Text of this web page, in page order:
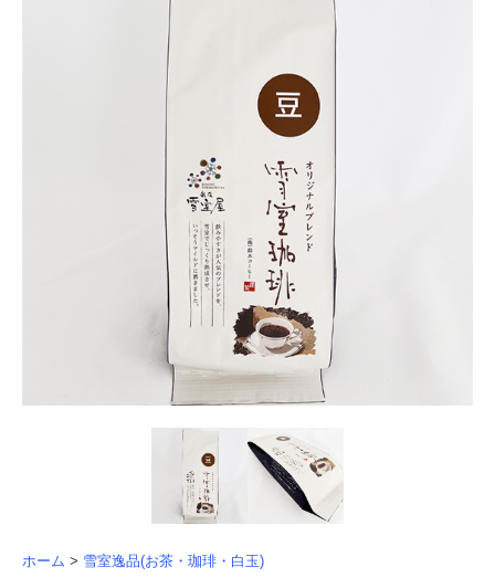
ホーム > 雪室逸品(お茶・珈琲・白玉)